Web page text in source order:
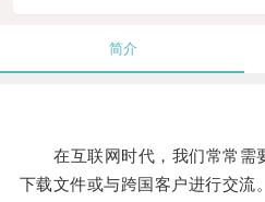
简介
在互联网时代，我们常常需要
下载文件或与跨国客户进行交流。